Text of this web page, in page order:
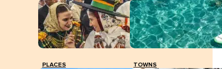
PLACES TOWNS